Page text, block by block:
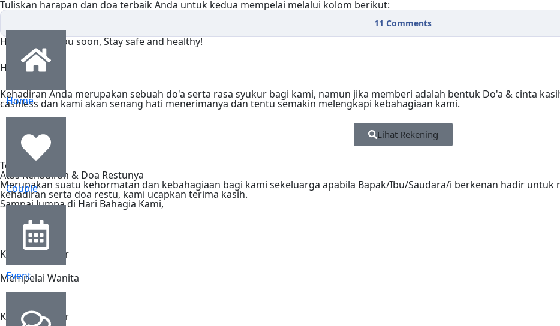
Tuliskan harapan dan doa terbaik Anda untuk kedua mempelai melalui kolom berikut:
11 Comments
Hope to see you soon, Stay safe and healthy!
Hadiah Spesial
Kehadiran Anda merupakan sebuah do'a serta rasa syukur bagi kami, namun jika memberi adalah bentuk Do'a & cinta
cashless dan kami akan senang hati menerimanya dan tentu semakin melengkapi kebahagiaan kami.
Lihat Rekening
Terima Kasih
Atas Kehadiran & Doa Restunya
Merupakan suatu kehormatan dan kebahagiaan bagi kami sekeluarga apabila Bapak/Ibu/Saudara/i berkenan hadir untuk
kehadiran serta doa restu, kami ucapkan terima kasih.
Sampai Jumpa di Hari Bahagia Kami,
Keluarga Besar
Mempelai Wanita
Keluarga Besar
Home
Couple
Event